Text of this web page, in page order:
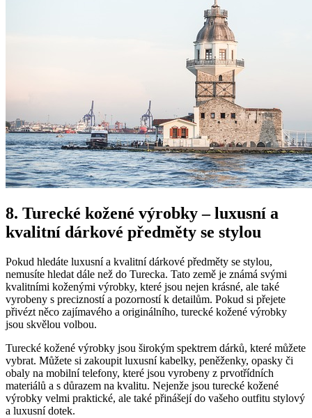
8. ⁣Turecké kožené výrobky – luxusní a
kvalitní dárkové předměty se stylou
Pokud hledáte luxusní a kvalitní dárkové předměty ‍se stylou,
nemusíte hledat dále než do Turecka. Tato​ země je známá svými
kvalitními koženými výrobky, ​které jsou nejen⁣ krásné, ale také
vyrobeny s ​precizností a pozorností ​k detailům. Pokud si přejete
přivézt něco zajímavého a originálního, turecké kožené⁤ výrobky
jsou skvělou ⁣volbou.
Turecké ‍kožené výrobky jsou širokým spektrem dárků, které můžete
vybrat. Můžete si ‍zakoupit luxusní kabelky, peněženky,⁣ opasky ‌či
obaly na mobilní telefony,‌ které jsou vyrobeny z prvotřídních
materiálů a s důrazem na kvalitu. Nejenže‍ jsou turecké kožené
výrobky velmi praktické, ale také přinášejí do vašeho outfitu stylový
a luxusní dotek.